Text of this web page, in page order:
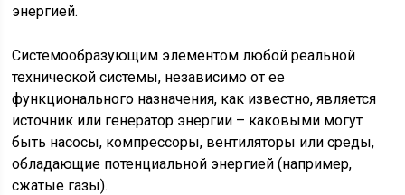
энергией.
Системообразующим элементом любой реальной
технической системы, независимо от ее
функционального назначения, как известно, является
источник или генератор энергии – каковыми могут
быть насосы, компрессоры, вентиляторы или среды,
обладающие потенциальной энергией (например,
сжатые газы).